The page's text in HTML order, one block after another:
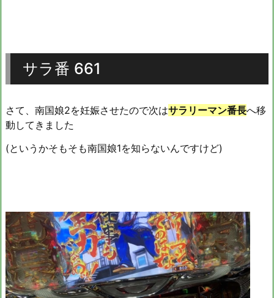
サラ番 661
さて、南国娘2を妊娠させたので次はサラリーマン番長へ移
動してきました
(というかそもそも南国娘1を知らないんですけど)